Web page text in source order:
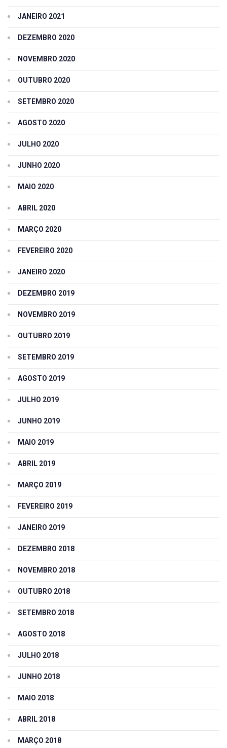
JANEIRO 2021
DEZEMBRO 2020
NOVEMBRO 2020
OUTUBRO 2020
SETEMBRO 2020
AGOSTO 2020
JULHO 2020
JUNHO 2020
MAIO 2020
ABRIL 2020
MARÇO 2020
FEVEREIRO 2020
JANEIRO 2020
DEZEMBRO 2019
NOVEMBRO 2019
OUTUBRO 2019
SETEMBRO 2019
AGOSTO 2019
JULHO 2019
JUNHO 2019
MAIO 2019
ABRIL 2019
MARÇO 2019
FEVEREIRO 2019
JANEIRO 2019
DEZEMBRO 2018
NOVEMBRO 2018
OUTUBRO 2018
SETEMBRO 2018
AGOSTO 2018
JULHO 2018
JUNHO 2018
MAIO 2018
ABRIL 2018
MARÇO 2018